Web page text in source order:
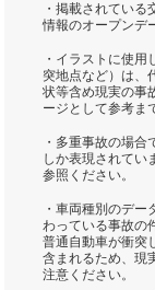
・掲載されてい
情報のオープンデ
・イラストに使
突地点など）は、
状等含め現実の事
ージとして参考ま
・多重事故の場
しか表現されてい
参照ください。
・車両種別のデ
わっている事故の
普通自動車が衝突
含まれるため、現
注意ください。